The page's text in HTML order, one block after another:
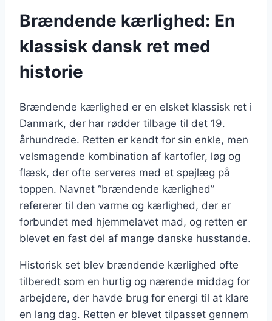
Brændende kærlighed: En
klassisk dansk ret med
historie
Brændende kærlighed er en elsket klassisk ret i
Danmark, der har rødder tilbage til det 19.
århundrede. Retten er kendt for sin enkle, men
velsmagende kombination af kartofler, løg og
flæsk, der ofte serveres med et spejlæg på
toppen. Navnet “brændende kærlighed”
refererer til den varme og kærlighed, der er
forbundet med hjemmelavet mad, og retten er
blevet en fast del af mange danske husstande.
Historisk set blev brændende kærlighed ofte
tilberedt som en hurtig og nærende middag for
arbejdere, der havde brug for energi til at klare
en lang dag. Retten er blevet tilpasset gennem